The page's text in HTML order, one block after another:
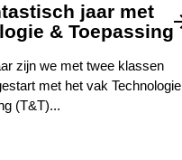
jaar met
& Toepassing
zijn we met twee klassen
met het vak Technologie
(T&T)...